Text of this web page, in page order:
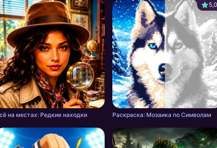
на местах: Редкие находки
5,0
Раскраска: Мозаика по Символам